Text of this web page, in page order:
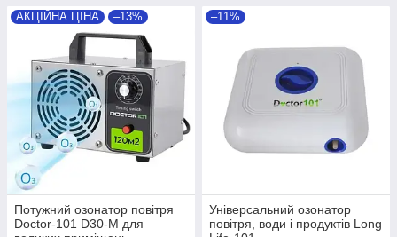
АКЦІЙНА ЦІНА –13%
Потужний озонатор повітря
Doctor-101 D30-M для
–11%
Універсальний озонатор
повітря, води і продуктів Long